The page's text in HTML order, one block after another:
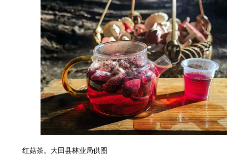
红菇茶。大田县林业局供图